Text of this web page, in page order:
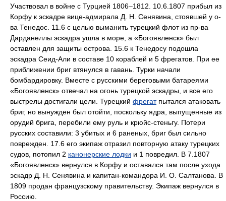
Участвовал в войне с Турцией 1806–1812. 10.6.1807 прибыл из
Корфу к эскадре вице-адмирала Д. Н. Сенявина, стоявшей у о-
ва Тенедос. 11.6 с целью выманить турецкий флот из пр-ва
Дарданеллы эскадра ушла в море, а «Богоявленск» был
оставлен для защиты острова. 15.6 к Тенедосу подошла
эскадра Сеид-Али в составе 10 кораблей и 5 фрегатов. При ее
приближении бриг втянулся в гавань. Турки начали
бомбардировку. Вместе с русскими береговыми батареями
«Богоявленск» отвечал на огонь турецкой эскадры, и все его
выстрелы достигали цели. Турецкий фрегатпытался атаковать
бриг, но вынужден был отойти, поскольку ядра, выпущенные из
орудий брига, перебили ему руль и крюйс-стеньгу. Потери
русских составили: 3 убитых и 6 раненых, бриг был сильно
поврежден. 17.6 его экипаж отразил повторную атаку турецких
судов, потопил 2 канонерские лодки и 1 повредил. В 7.1807
«Богоявленск» вернулся в Корфу и оставался там после ухода
эскадр Д. Н. Сенявина и капитан-командора И. О. Салтанова. В
1809 продан французскому правительству. Экипаж вернулся в
Россию.